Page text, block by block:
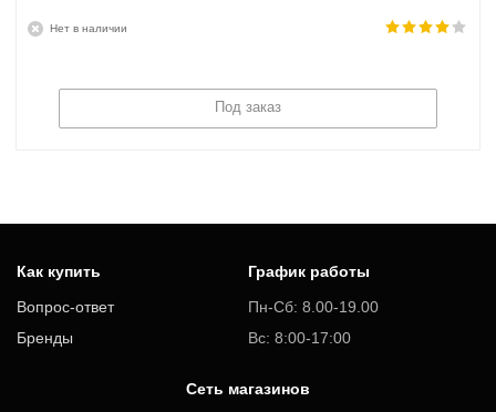
Нет в наличии
Под заказ
Как купить
Вопрос-ответ
Бренды
График работы
Пн-Сб: 8.00-19.00
Вс: 8:00-17:00
Cеть магазинов